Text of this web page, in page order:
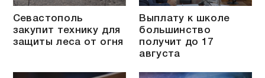
Севастополь
закупит технику для
защиты леса от огня
Выплату к школе
большинство
получит до 17
августа